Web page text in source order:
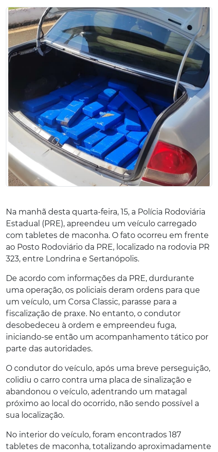
Na manhã desta quarta-feira, 15, a Polícia Rodoviária
Estadual (PRE), apreendeu um veículo carregado
com tabletes de maconha. O fato ocorreu em frente
ao Posto Rodoviário da PRE, localizado na rodovia PR
323, entre Londrina e Sertanópolis.
De acordo com informações da PRE, durdurante
uma operação, os policiais deram ordens para que
um veículo, um Corsa Classic, parasse para a
fiscalização de praxe. No entanto, o condutor
desobedeceu à ordem e empreendeu fuga,
iniciando-se então um acompanhamento tático por
parte das autoridades.
O condutor do veículo, após uma breve perseguição,
colidiu o carro contra uma placa de sinalização e
abandonou o veículo, adentrando um matagal
próximo ao local do ocorrido, não sendo possível a
sua localização.
No interior do veículo, foram encontrados 187
tabletes de maconha, totalizando aproximadamente